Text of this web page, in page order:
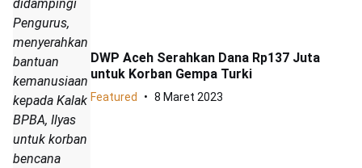
didampingi
Pengurus,
menyerahkan
bantuan
kemanusiaan
kepada Kalak
BPBA, Ilyas
untuk korban
bencana
DWP Aceh Serahkan Dana Rp137 Juta
untuk Korban Gempa Turki
Featured 8 Maret 2023